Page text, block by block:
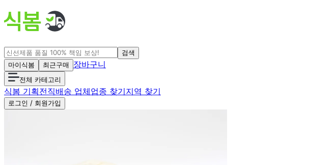
검색
마이식봄
최근구매 장바구니
전체 카테고리
식봄 기획전직배송 업체업종 찾기지역 찾기
로그인 / 회원가입